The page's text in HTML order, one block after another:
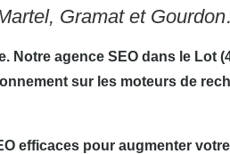
Gramat et
agence SEO dans le Lot
sur les moteurs de
efficaces pour augmenter